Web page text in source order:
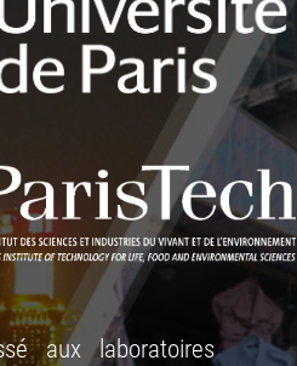
aux laboratoires